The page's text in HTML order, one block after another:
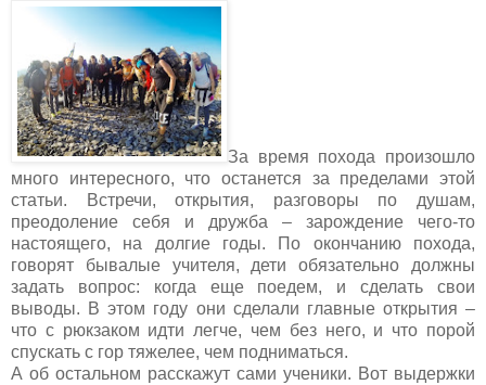
За время похода произошло
много интересного, что останется за пределами этой
статьи. Встречи, открытия, разговоры по душам,
преодоление себя и дружба – зарождение чего-то
настоящего, на долгие годы. По окончанию похода,
говорят бывалые учителя, дети обязательно должны
задать вопрос: когда еще поедем, и сделать свои
выводы. В этом году они сделали главные открытия –
что с рюкзаком идти легче, чем без него, и что порой
спускать с гор тяжелее, чем подниматься.
А об остальном расскажут сами ученики. Вот выдержки